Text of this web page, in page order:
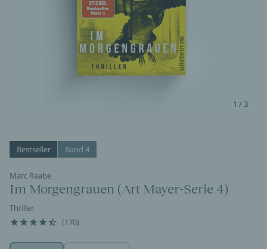
1 / 3
Bestseller Band 4
Marc Raabe
Im Morgengrauen (Art Mayer-Serie 4)
Thriller
(170)